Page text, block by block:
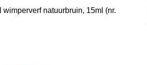
wimperverf natuurbruin, 15ml (nr.